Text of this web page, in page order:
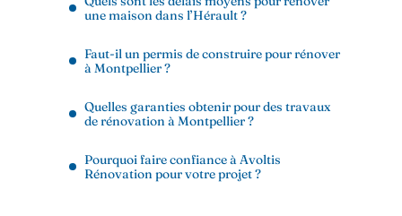
une maison dans l’Hérault ?
Faut-il un permis de construire pour rénover
à Montpellier ?
Quelles garanties obtenir pour des travaux
de rénovation à Montpellier ?
Pourquoi faire confiance à Avoltis
Rénovation pour votre projet ?